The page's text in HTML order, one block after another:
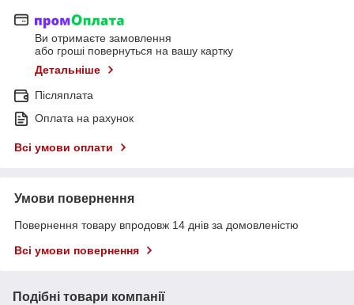
Ви отримаєте замовлення
або гроші повернуться на вашу картку
Детальніше
Післяплата
Оплата на рахунок
Всі умови оплати
Умови повернення
Повернення товару впродовж 14 днів за домовленістю
Всі умови повернення
Подібні товари компанії